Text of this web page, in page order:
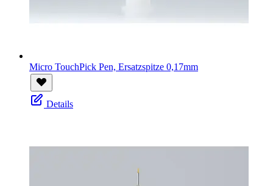
Micro TouchPick Pen, Ersatzspitze 0,17mm
Details